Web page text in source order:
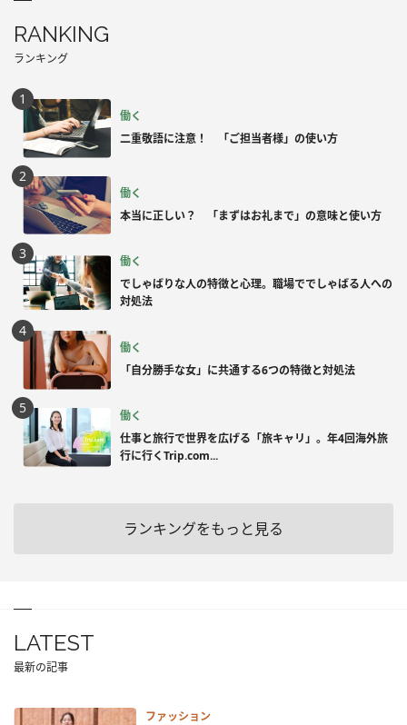
RANKING
ランキング
働く
二重敬語に注意！ 「ご担当者様」の使い方
働く
本当に正しい？ 「まずはお礼まで」の意味と使い方
働く
でしゃばりな人の特徴と心理。職場ででしゃばる人への
対処法
働く
「自分勝手な女」に共通する6つの特徴と対処法
働く
仕事と旅行で世界を広げる「旅キャリ」。年4回海外旅
行に行くTrip.com...
ランキングをもっと見る
LATEST
最新の記事
ファッション